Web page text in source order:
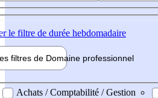
le filtre de durée hebdomadaire
filtres de Domaine professionnel
professionel
Achats / Comptabilité / Gestion